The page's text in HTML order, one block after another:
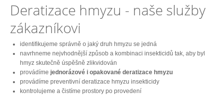
Deratizace hmyzu - naše služby
zákazníkovi
identifikujeme správně o jaký druh hmyzu se jedná
navrhneme nejvhodnější způsob a kombinaci insekticidů tak, aby byl
hmyz skutečně úspěšně zlikvidován
provádíme jednorázové i opakované deratizace hmyzu
provádíme preventivní deratizace hmyzu insekticidy
kontrolujeme a čistíme prostory po provedení